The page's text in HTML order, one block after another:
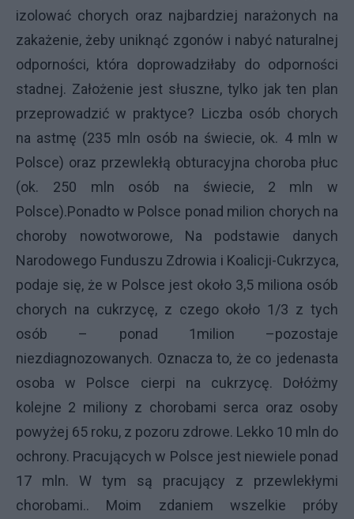
izolować chorych oraz najbardziej narażonych na
zakażenie, żeby uniknąć zgonów i nabyć naturalnej
odporności, która doprowadziłaby do odporności
stadnej. Założenie jest słuszne, tylko jak ten plan
przeprowadzić w praktyce? Liczba osób chorych
na astmę (235 mln osób na świecie, ok. 4 mln w
Polsce) oraz przewlekłą obturacyjna choroba płuc
(ok. 250 mln osób na świecie, 2 mln w
Polsce).Ponadto w Polsce ponad milion chorych na
choroby nowotworowe, Na podstawie danych
Narodowego Funduszu Zdrowia i Koalicji-Cukrzyca,
podaje się, że w Polsce jest około 3,5 miliona osób
chorych na cukrzycę, z czego około 1/3 z tych
osób – ponad 1milion –pozostaje
niezdiagnozowanych. Oznacza to, że co jedenasta
osoba w Polsce cierpi na cukrzycę. Dołóżmy
kolejne 2 miliony z chorobami serca oraz osoby
powyżej 65 roku, z pozoru zdrowe. Lekko 10 mln do
ochrony. Pracujących w Polsce jest niewiele ponad
17 mln. W tym są pracujący z przewlekłymi
chorobami.. Moim zdaniem wszelkie próby